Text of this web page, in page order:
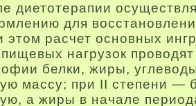
диетотерапии
для
этом расчет основных
нагрузок
белки, жиры,
массу; при II степени —
а жиры в начале